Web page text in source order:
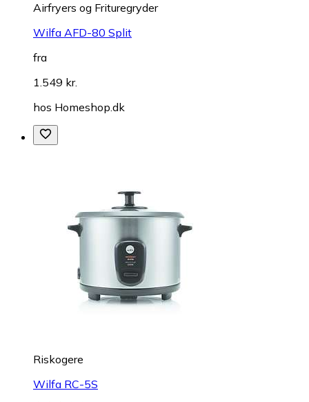
Airfryers og Frituregryder
Wilfa AFD-80 Split
fra
1.549 kr.
hos Homeshop.dk
Riskogere
Wilfa RC-5S